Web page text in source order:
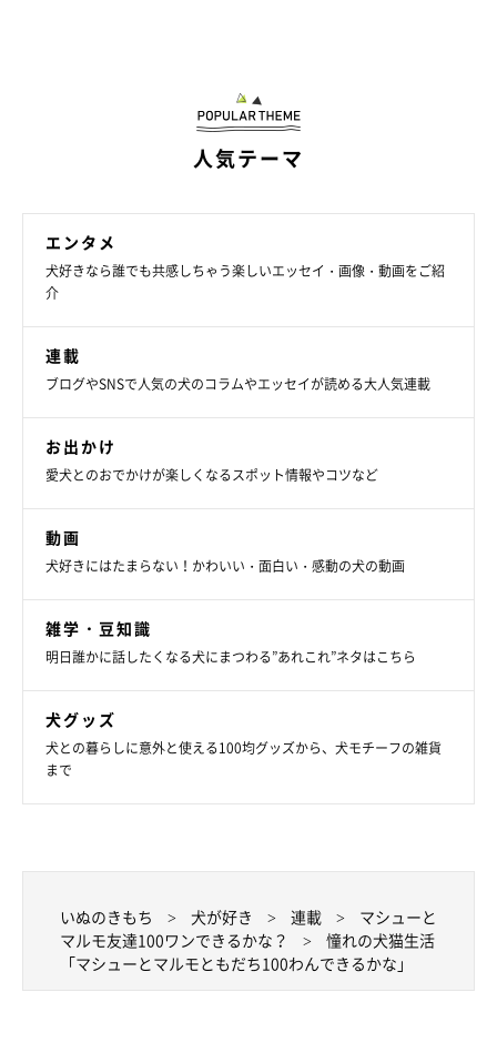
いぬのきもちweb
マルモ：
どーしたそら！
ニコニコお客さんへのキスサービスを続けていた
そらがテレビにダッシュ、吠えだした！
いぬのきもちweb
マルモ：
人気テーマ
エンタメ
犬好きなら誰でも共感しちゃう楽しいエッセイ・画像・動画をご紹
介
連載
ブログやSNSで人気の犬のコラムやエッセイが読める大人気連載
お出かけ
愛犬とのおでかけが楽しくなるスポット情報やコツなど
動画
犬好きにはたまらない！かわいい・面白い・感動の犬の動画
雑学・豆知識
明日誰かに話したくなる犬にまつわる”あれこれ”ネタはこちら
犬グッズ
犬との暮らしに意外と使える100均グッズから、犬モチーフの雑貨
まで
いぬのきもち 犬が好き 連載
マシューと
マルモ友達100ワンできるかな？
憧れの犬猫生活
「マシューとマルモともだち100わんできるかな」